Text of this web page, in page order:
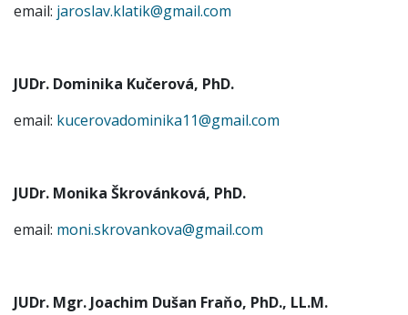
email: jaroslav.klatik@gmail.com
JUDr. Dominika Kučerová, PhD.
email: kucerovadominika11@gmail.com
JUDr. Monika Škrovánková, PhD.
email: moni.skrovankova@gmail.com
JUDr. Mgr. Joachim Dušan Fraňo, PhD., LL.M.